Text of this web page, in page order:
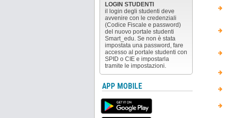
LOGIN STUDENTI
il login degli studenti deve
avvenire con le credenziali
(Codice Fiscale e password)
del nuovo portale studenti
Smart_edu. Se non è stata
impostata una password, fare
accesso al portale studenti con
SPID o CIE e impostarla
tramite le impostazioni.
APP MOBILE